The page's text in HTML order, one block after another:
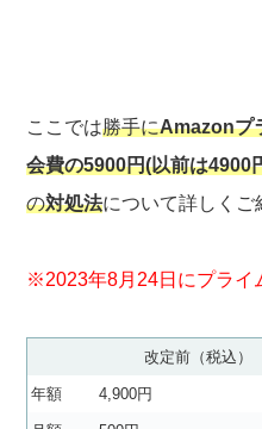
ここでは勝手にAmazonプ
会費の5900円(以前は4900
の対処法について詳しくご
※2023年8月24日にプライ
改定前（税込）
年額 4,900円